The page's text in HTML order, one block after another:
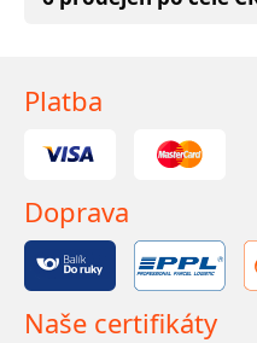
Platba
Doprava
Naše certifikáty